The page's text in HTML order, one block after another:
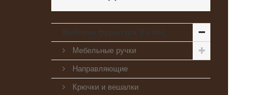
Меблева фурнітура (Китай)
Мебельные ручки
Направляющие
Крючки и вешалки